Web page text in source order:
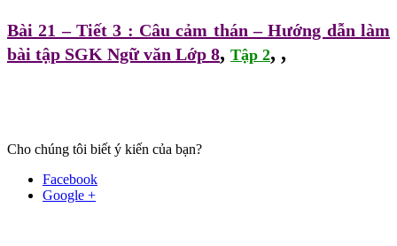
Bài 21 – Tiết 3 : Câu cảm thán – Hướng dẫn làm
bài tập SGK Ngữ văn Lớp 8, Tập 2, ,
Cho chúng tôi biết ý kiến của bạn?
Facebook
Google +